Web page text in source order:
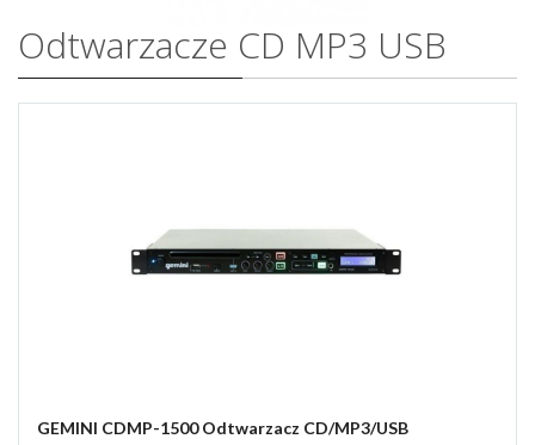
Odtwarzacze CD MP3 USB
GEMINI CDMP-1500 Odtwarzacz CD/MP3/USB